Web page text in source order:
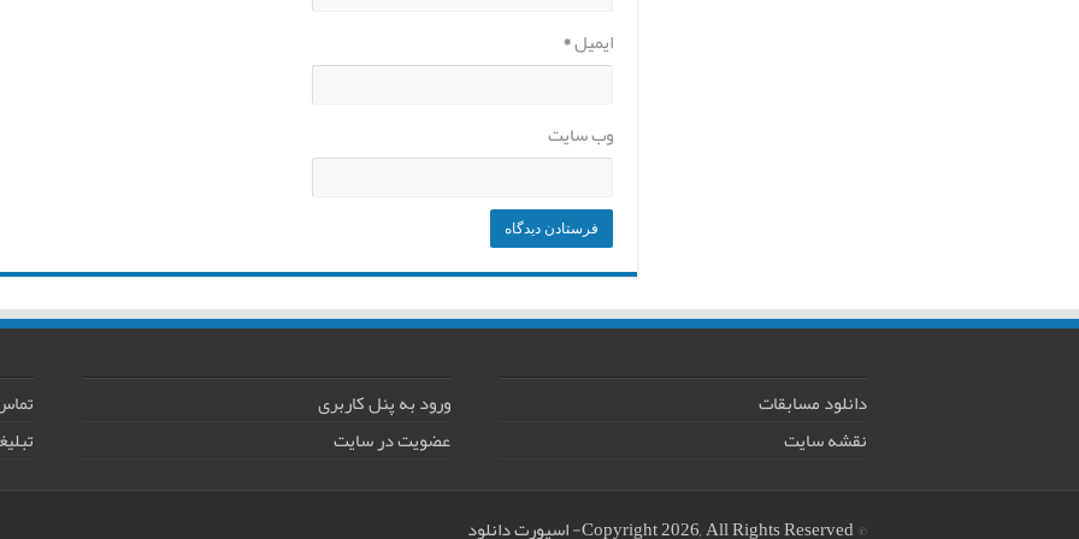
ایمیل*
وب‌ سایت
دانلود مسابقات
نقشه سایت
ورود به پنل کاربری
عضویت در سایت
© Copyright 2026, All Rights Reserved
-اسپورت دانلود